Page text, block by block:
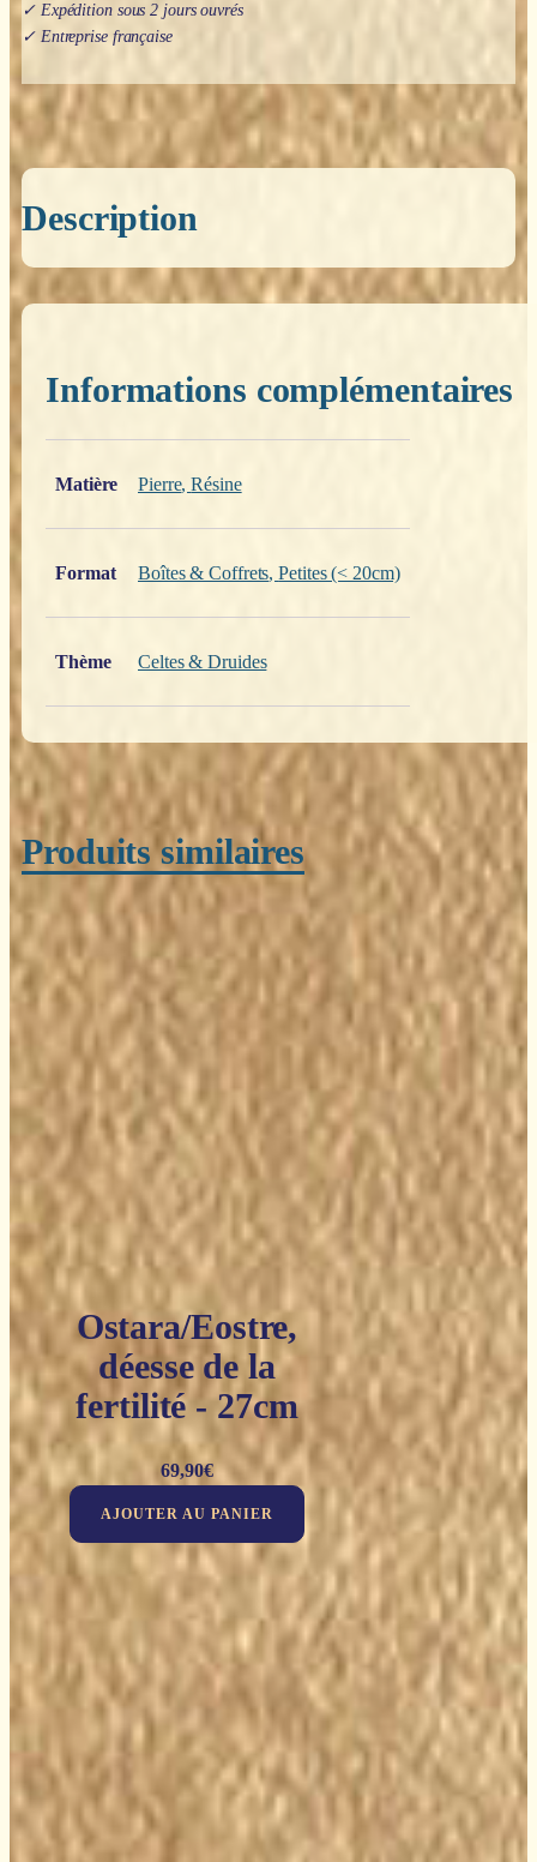
✓ Expédition sous 2 jours ouvrés
✓ Entreprise française
Description
Informations complémentaires
Matière
Pierre,Résine
Format Boîtes & Coffrets,Petites (< 20cm)
Thème Celtes & Druides
Produits similaires
Ostara/Eostre,
déesse de la
fertilité - 27cm
69,90€
AJOUTER AU PANIER